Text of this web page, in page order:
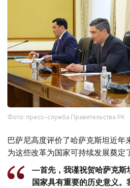
Фото: пресс-служба Правительства РК
巴萨尼高度评价了哈萨克斯坦近年
为这些改革为国家可持续发展奠定
—首先，我谨祝贺哈萨克斯
国家具有重要的历史意义